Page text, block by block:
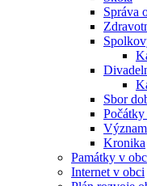
Správa
Sbor
Kronika
Památky v
Internet v obci